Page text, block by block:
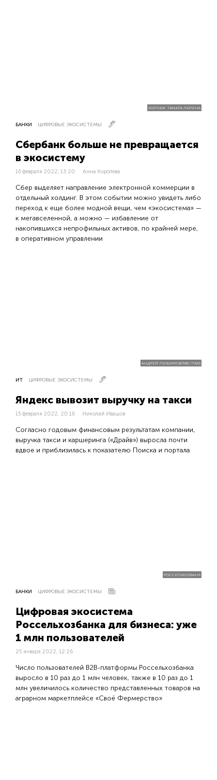
КОЛЛАЖ: ТАМАРА ЛАРИНА
БАНКИ ЦИФРОВЫЕ ЭКОСИСТЕМЫ
Сбербанк больше не превращается
в экосистему
16 февраля 2022, 13:20 Анна Королева
Сбер выделяет направление электронной коммерции в
отдельный холдинг. В этом событии можно увидеть либо
переход к еще более модной вещи, чем «экосистема» —
к мегавселенной, а можно — избавление от
накопившихся непрофильных активов, по крайней мере,
в оперативном управлении
АНДРЕЙ ЛЮБИМОВ/RBC/TASS
ИТ ЦИФРОВЫЕ ЭКОСИСТЕМЫ
Яндекс вывозит выручку на такси
15 февраля 2022, 20:16 Николай Ивашов
Согласно годовым финансовым результатам компании,
выручка такси и каршеринга («Драйв») выросла почти
вдвое и приблизилась к показателю Поиска и портала
РОССЕЛЬХОЗБАНК
БАНКИ ЦИФРОВЫЕ ЭКОСИСТЕМЫ
Цифровая экосистема
Россельхозбанка для бизнеса: уже
1 млн пользователей
25 января 2022, 12:26
Число пользователей B2B-платформы Россельхозбанка
выросло в 10 раз до 1 млн человек, также в 10 раз до 1
млн увеличилось количество представленных товаров на
аграрном маркетплейсе «Своё Фермерство»